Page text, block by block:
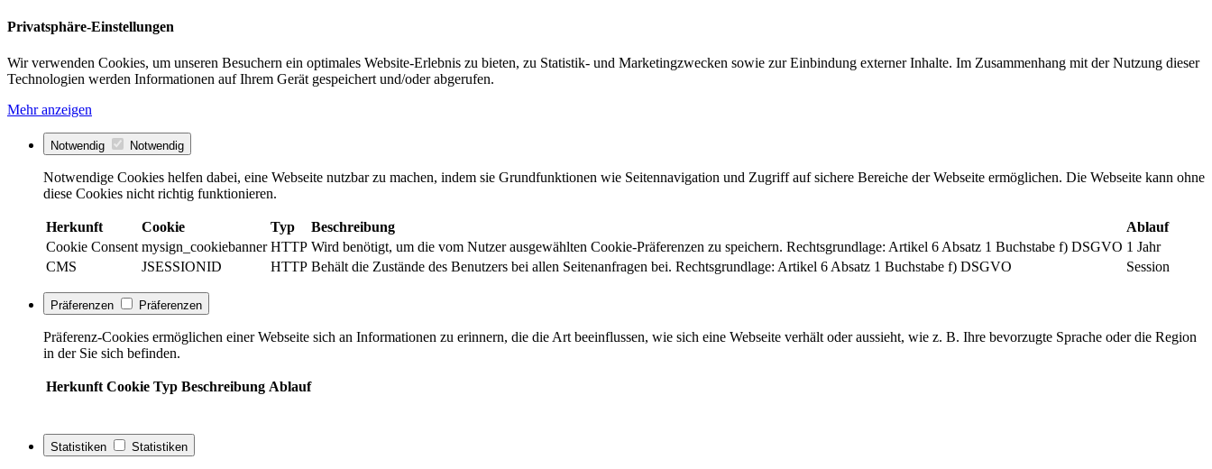
Privatsphäre-Einstellungen
Wir verwenden Cookies, um unseren Besuchern ein optimales Website-Erlebnis zu bieten, zu Statistik- und Marketingzwecken sowie zur Einbindung externer Inhalte. Im Zusammenhang mit der Nutzung dieser
Technologien werden Informationen auf Ihrem Gerät gespeichert und/oder abgerufen.
Mehr anzeigen
Notwendig Notwendig
Notwendige Cookies helfen dabei, eine Webseite nutzbar zu machen, indem sie Grundfunktionen wie Seitennavigation und Zugriff auf sichere Bereiche der Webseite ermöglichen. Die Webseite kann ohne
diese Cookies nicht richtig funktionieren.
Herkunft Cookie Typ Beschreibung
Ablauf
Cookie Consent mysign_cookiebanner HTTP Wird benötigt, um die vom Nutzer ausgewählten Cookie-Präferenzen zu speichern. Rechtsgrundlage: Artikel 6 Absatz 1 Buchstabe f) DSGVO 1 Jahr
CMS
JSESSIONID HTTP Behält die Zustände des Benutzers bei allen Seitenanfragen bei. Rechtsgrundlage: Artikel 6 Absatz 1 Buchstabe f) DSGVO Session
Präferenzen Präferenzen
Präferenz-Cookies ermöglichen einer Webseite sich an Informationen zu erinnern, die die Art beeinflussen, wie sich eine Webseite verhält oder aussieht, wie z. B. Ihre bevorzugte Sprache oder die Region
in der Sie sich befinden.
Herkunft Cookie Typ Beschreibung Ablauf
Statistiken Statistiken